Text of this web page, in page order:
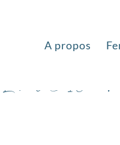
A propos
BIO –